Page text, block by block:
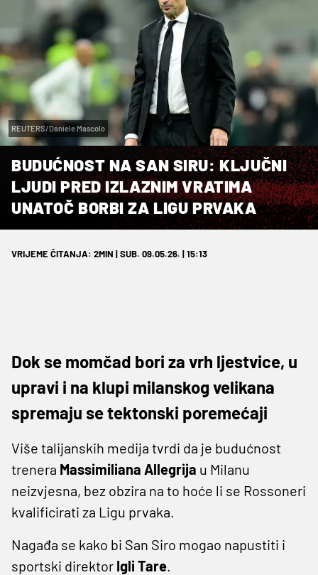
REUTERS/Daniele Mascolo
BUDUĆNOST NA SAN SIRU: KLJUČNI
LJUDI PRED IZLAZNIM VRATIMA
UNATOČ BORBI ZA LIGU PRVAKA
VRIJEME ČITANJA: 2MIN | SUB. 09.05.26. | 15:13
Dok se momčad bori za vrh ljestvice, u
upravi i na klupi milanskog velikana
spremaju se tektonski poremećaji
Više talijanskih medija tvrdi da je budućnost
trenera Massimiliana Allegrija u Milanu
neizvjesna, bez obzira na to hoće li se Rossoneri
kvalificirati za Ligu prvaka.
Nagađa se kako bi San Siro mogao napustiti i
sportski direktor Igli Tare.